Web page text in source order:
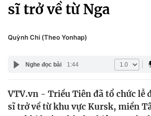
Xã hội
Pháp luật
Y tế
Thế giới
Văn hóa - Giải trí
Công nghệ
sĩ trở về từ Nga
Quỳnh Chi (Theo Yonhap)
Nghe đọc bài 1:44
VTV.vn - Triều Tiên đã tổ chức lễ
sĩ trở về từ khu vực Kursk, miền